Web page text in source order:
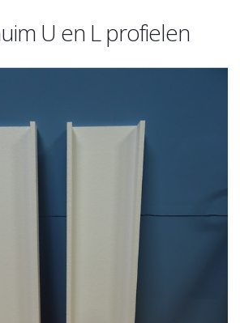
U en L profielen